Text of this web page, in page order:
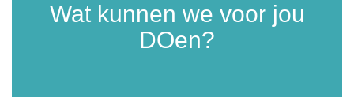
Wat kunnen we voor jou
DOen?